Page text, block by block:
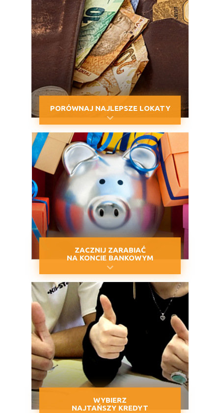
PORÓWNAJ NAJLEPSZE LOKATY
ZACZNIJ ZARABIAĆ
NA KONCIE BANKOWYM
WYBIERZ
NAJTAŃSZY KREDYT